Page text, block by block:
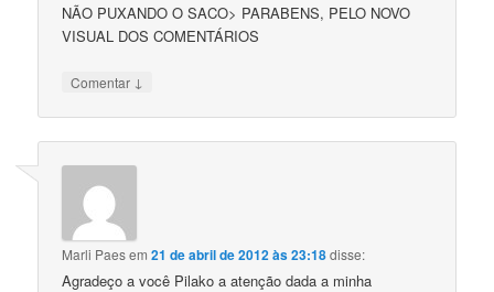
NÃO PUXANDO O SACO> PARABENS, PELO NOVO
VISUAL DOS COMENTÁRIOS
Comentar ↓
Marli Paesem21 de abril de 2012 às 23:18disse:
Agradeço a você Pilako a atenção dada a minha